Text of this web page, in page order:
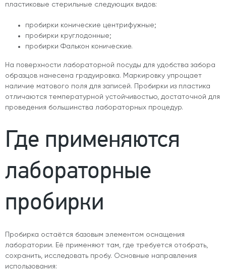
пластиковые стерильные следующих видов:
пробирки конические центрифужные;
пробирки круглодонные;
пробирки Фалькон конические.
На поверхности лабораторной посуды для удобства забора
образцов нанесена градуировка. Маркировку упрощает
наличие матового поля для записей. Пробирки из пластика
отличаются температурной устойчивостью, достаточной для
проведения большинства лабораторных процедур.
Где применяются
лабораторные
пробирки
Пробирка остаётся базовым элементом оснащения
лаборатории. Её применяют там, где требуется отобрать,
сохранить, исследовать пробу. Основные направления
использования: